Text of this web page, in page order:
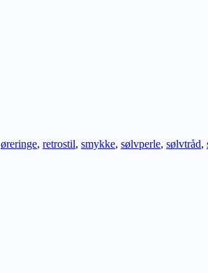
øreringe, retrostil, smykke, sølvperle, sølvtråd,